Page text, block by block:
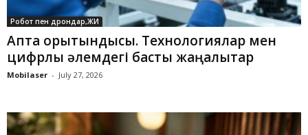
Робот пен дрондар,ЖИ
Апта қорытындысы. Технологиялар мен
цифрлық әлемдегі басты жаңалықтар
Mobilaser - July 27, 2026